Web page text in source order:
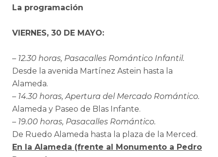
La programación
VIERNES, 30 DE MAYO:
– 12.30 horas, Pasacalles Romántico Infantil.
Desde la avenida Martínez Astein hasta la
Alameda.
– 14.30 horas, Apertura del Mercado Romántico.
Alameda y Paseo de Blas Infante.
– 19.00 horas, Pasacalles Romántico.
De Ruedo Alameda hasta la plaza de la Merced.
En la Alameda (frente al Monumento a Pedro